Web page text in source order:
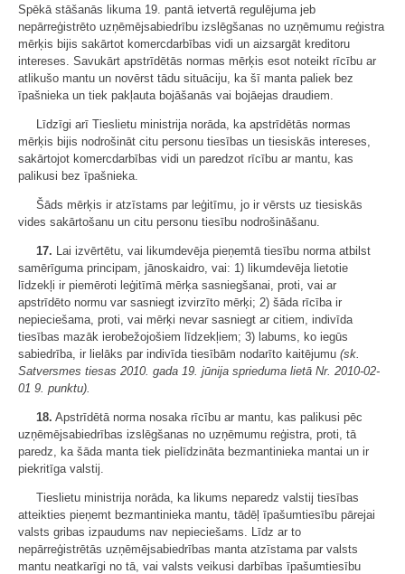
Spēkā stāšanās likuma 19. pantā ietvertā regulējuma jeb
nepārreģistrēto uzņēmējsabiedrību izslēgšanas no uzņēmumu reģistra
mērķis bijis sakārtot komercdarbības vidi un aizsargāt kreditoru
intereses. Savukārt apstrīdētās normas mērķis esot noteikt rīcību ar
atlikušo mantu un novērst tādu situāciju, ka šī manta paliek bez
īpašnieka un tiek pakļauta bojāšanās vai bojāejas draudiem.
Līdzīgi arī Tieslietu ministrija norāda, ka apstrīdētās normas
mērķis bijis nodrošināt citu personu tiesības un tiesiskās intereses,
sakārtojot komercdarbības vidi un paredzot rīcību ar mantu, kas
palikusi bez īpašnieka.
Šāds mērķis ir atzīstams par leģitīmu, jo ir vērsts uz tiesiskās
vides sakārtošanu un citu personu tiesību nodrošināšanu.
17. Lai izvērtētu, vai likumdevēja pieņemtā tiesību norma atbilst
samērīguma principam, jānoskaidro, vai: 1) likumdevēja lietotie
līdzekļi ir piemēroti leģitīmā mērķa sasniegšanai, proti, vai ar
apstrīdēto normu var sasniegt izvirzīto mērķi; 2) šāda rīcība ir
nepieciešama, proti, vai mērķi nevar sasniegt ar citiem, indivīda
tiesības mazāk ierobežojošiem līdzekļiem; 3) labums, ko iegūs
sabiedrība, ir lielāks par indivīda tiesībām nodarīto kaitējumu (sk.
Satversmes tiesas 2010. gada 19. jūnija sprieduma lietā Nr. 2010-02-
01 9. punktu).
18. Apstrīdētā norma nosaka rīcību ar mantu, kas palikusi pēc
uzņēmējsabiedrības izslēgšanas no uzņēmumu reģistra, proti, tā
paredz, ka šāda manta tiek pielīdzināta bezmantinieka mantai un ir
piekritīga valstij.
Tieslietu ministrija norāda, ka likums neparedz valstij tiesības
atteikties pieņemt bezmantinieka mantu, tādēļ īpašumtiesību pārejai
valsts gribas izpaudums nav nepieciešams. Līdz ar to
nepārreģistrētās uzņēmējsabiedrības manta atzīstama par valsts
mantu neatkarīgi no tā, vai valsts veikusi darbības īpašumtiesību